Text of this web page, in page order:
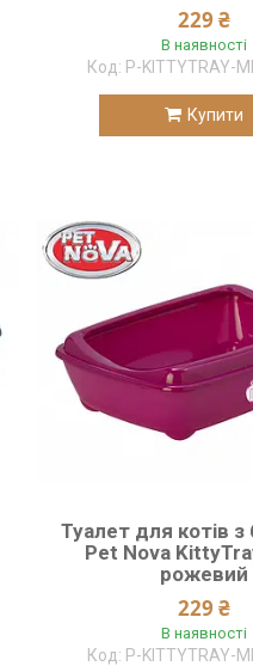
229 ₴
В наявності
P-KITTYTRAY-
Купити
Туалет для котів
Pet Nova
рожевий
229 ₴
В наявності
P-KITTYTRAY-